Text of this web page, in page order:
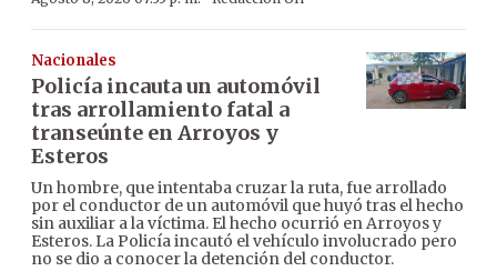
Nacionales
Policía incauta un automóvil
tras arrollamiento fatal a
transeúnte en Arroyos y
Esteros
Un hombre, que intentaba cruzar la ruta, fue arrollado
por el conductor de un automóvil que huyó tras el hecho
sin auxiliar a la víctima. El hecho ocurrió en Arroyos y
Esteros. La Policía incautó el vehículo involucrado pero
no se dio a conocer la detención del conductor.